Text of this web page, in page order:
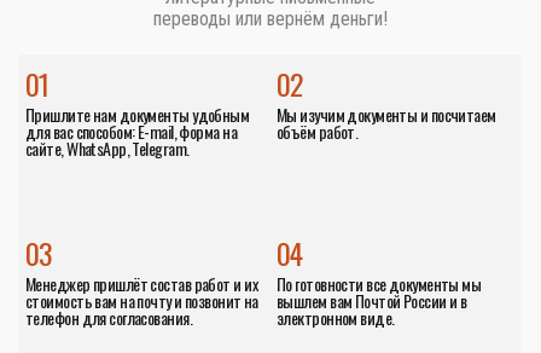
переводы или вернём деньги!
01
Пришлите нам документы удобным
для вас способом: E-mail, форма на
сайте, WhatsApp, Telegram.
02
Мы изучим документы и посчитаем
объём работ.
04
По готовности все документы мы
вышлем вам Почтой России и в
электронном виде.
03
Менеджер пришлёт состав работ и их
стоимость вам на почту и позвонит на
телефон для согласования.